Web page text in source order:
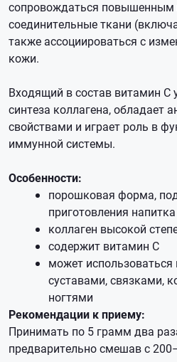
сопровождаться повышенным
соединительные ткани
также ассоциироваться с
кожи.
Входящий в состав витамин С
синтеза коллагена, обладает
свойствами и играет роль в
иммунной системы.
Особенности:
порошковая форма,
приготовления напитка
коллаген высокой
содержит витамин С
может использоваться
суставами, связками,
ногтями
Рекомендации к приему:
Принимать по 5 грамм два
предварительно смешав с